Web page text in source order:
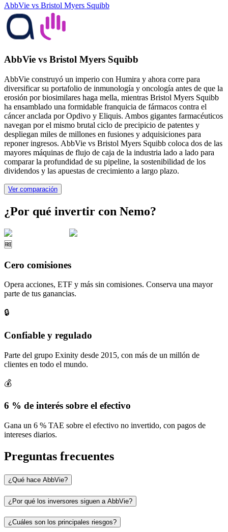
AbbVie vs Bristol Myers Squibb
AbbVie vs Bristol Myers Squibb
AbbVie construyó un imperio con Humira y ahora corre para
diversificar su portafolio de inmunología y oncología antes de que la
erosión por biosimilares haga mella, mientras Bristol Myers Squibb
ha ensamblado una formidable franquicia de fármacos contra el
cáncer anclada por Opdivo y Eliquis. Ambos gigantes farmacéuticos
navegan por el mismo brutal ciclo de precipicio de patentes y
despliegan miles de millones en fusiones y adquisiciones para
reponer ingresos. AbbVie vs Bristol Myers Squibb coloca dos de las
mayores máquinas de flujo de caja de la industria lado a lado para
comparar la profundidad de su pipeline, la sostenibilidad de los
dividendos y las apuestas de crecimiento a largo plazo.
Ver comparación
¿Por qué invertir con Nemo?
🆓
Cero comisiones
Opera acciones, ETF y más sin comisiones. Conserva una mayor
parte de tus ganancias.
🔒
Confiable y regulado
Parte del grupo Exinity desde 2015, con más de un millón de
clientes en todo el mundo.
💰
6 % de interés sobre el efectivo
Gana un 6 % TAE sobre el efectivo no invertido, con pagos de
intereses diarios.
Preguntas frecuentes
¿Qué hace AbbVie?
¿Por qué los inversores siguen a AbbVie?
¿Cuáles son los principales riesgos?